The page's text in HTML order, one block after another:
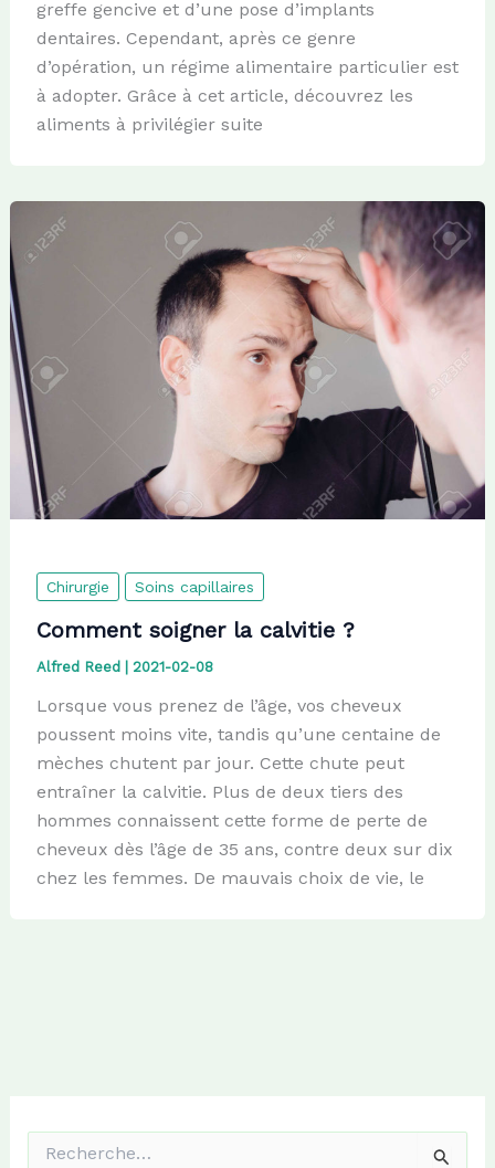
greffe gencive et d’une pose d’implants
dentaires. Cependant, après ce genre
d’opération, un régime alimentaire particulier est
à adopter. Grâce à cet article, découvrez les
aliments à privilégier suite
Chirurgie Soins capillaires
Comment soigner la calvitie ?
Alfred Reed 2021-02-08
Lorsque vous prenez de l’âge, vos cheveux
poussent moins vite, tandis qu’une centaine de
mèches chutent par jour. Cette chute peut
entraîner la calvitie. Plus de deux tiers des
hommes connaissent cette forme de perte de
cheveux dès l’âge de 35 ans, contre deux sur dix
chez les femmes. De mauvais choix de vie, le